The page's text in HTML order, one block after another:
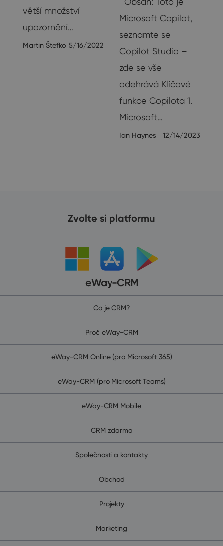
větší množství
upozornění…
Martin Štefko 5/16/2022
Microsoft Copilot,
seznamte se
Copilot Studio –
zde se vše
odehrává Klíčové
funkce Copilota 1.
Microsoft…
Ian Haynes 12/14/2023
Zvolte si platformu
eWay-CRM
Co je CRM?
Proč eWay-CRM
eWay-CRM Online (pro Microsoft 365)
eWay-CRM (pro Microsoft Teams)
eWay-CRM Mobile
CRM zdarma
Společnosti a kontakty
Obchod
Projekty
Marketing